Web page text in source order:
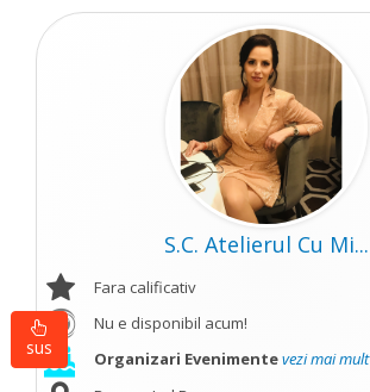
S.C. Atelierul Cu Mi...
Fara calificativ
Nu e disponibil acum!
Organizari Evenimentevezi mai mult
sus